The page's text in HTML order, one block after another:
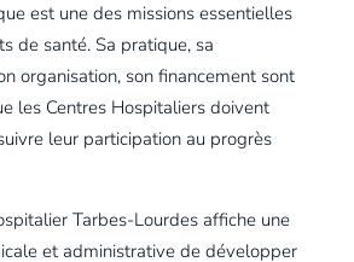
est une des missions essentielles
de santé. Sa pratique, sa
organisation, son financement sont
les Centres Hospitaliers doivent
leur participation au progrès
Tarbes-Lourdes affiche une
et administrative de développer